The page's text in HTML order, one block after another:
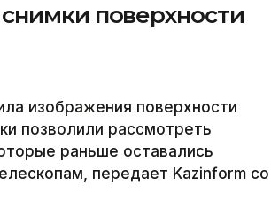
поверхности
изображения поверхности
позволили рассмотреть
раньше оставались
передает Kazinform со